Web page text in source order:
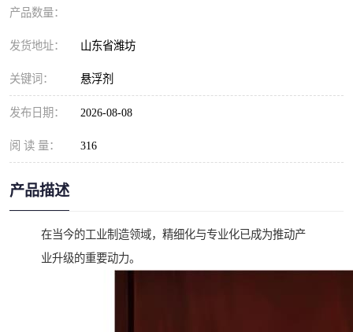
产品数量：
发货地址： 山东省潍坊
关键词： 悬浮剂
发布日期： 2026-08-08
阅 读 量： 316
产品描述
在当今的工业制造领域，精细化与专业化已成为推动产
业升级的重要动力。